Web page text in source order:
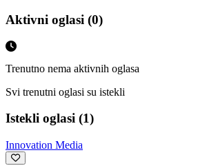
Aktivni oglasi (0)
Trenutno nema aktivnih oglasa
Svi trenutni oglasi su istekli
Istekli oglasi (1)
Innovation Media